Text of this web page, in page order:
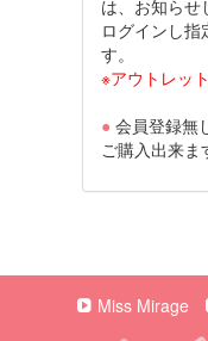
は、お知らせ
ログインし指
す。
※アウトレッ
● 会員登録無
ご購入出来ま
Miss Mirage